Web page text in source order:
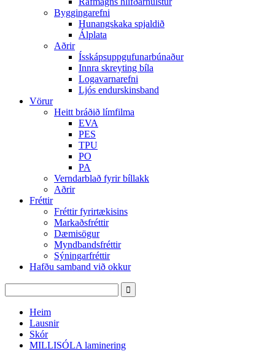
Byggingarefni
Hunangskaka spjaldið
Álplata
Aðrir
Ísskápsuppgufunarbúnaður
Innra skreyting bíla
Logavarnarefni
Ljós endurskinsband
Vörur
Heitt bráðið límfilma
EVA
PES
TPU
PO
PA
Verndarblað fyrir bíllakk
Aðrir
Fréttir
Fréttir fyrirtækisins
Markaðsfréttir
Dæmisögur
Myndbandsfréttir
Sýningarfréttir
Hafðu samband við okkur
Heim
Lausnir
Skór
MILLISÓLA laminering